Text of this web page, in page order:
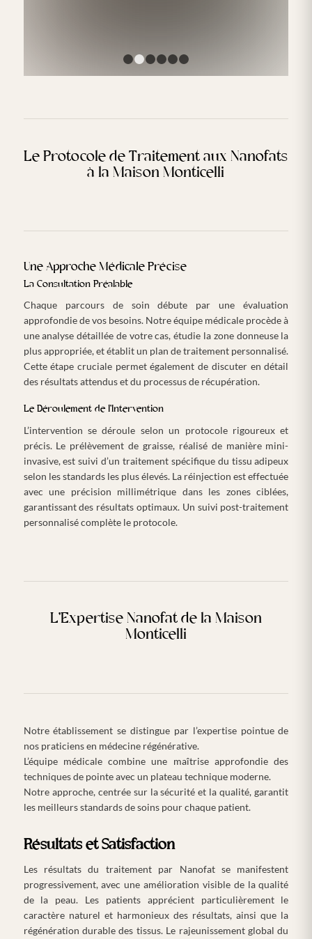
Le Protocole de Traitement aux Nanofats
à la Maison Monticelli
Une Approche Médicale Précise
La Consultation Préalable
Chaque parcours de soin débute par une évaluation
approfondie de vos besoins. Notre équipe médicale procède à
une analyse détaillée de votre cas, étudie la zone donneuse la
plus appropriée, et établit un plan de traitement personnalisé.
Cette étape cruciale permet également de discuter en détail
des résultats attendus et du processus de récupération.
Le Déroulement de l’Intervention
L’intervention se déroule selon un protocole rigoureux et
précis. Le prélèvement de graisse, réalisé de manière mini-
invasive, est suivi d’un traitement spécifique du tissu adipeux
selon les standards les plus élevés. La réinjection est effectuée
avec une précision millimétrique dans les zones ciblées,
garantissant des résultats optimaux. Un suivi post-traitement
personnalisé complète le protocole.
L’Expertise Nanofat de la Maison
Monticelli
Notre établissement se distingue par l’expertise pointue de
nos praticiens en médecine régénérative.
L’équipe médicale combine une maîtrise approfondie des
techniques de pointe avec un plateau technique moderne.
Notre approche, centrée sur la sécurité et la qualité, garantit
les meilleurs standards de soins pour chaque patient.
Résultats et Satisfaction
Les résultats du traitement par Nanofat se manifestent
progressivement, avec une amélioration visible de la qualité
de la peau. Les patients apprécient particulièrement le
caractère naturel et harmonieux des résultats, ainsi que la
régénération durable des tissus. Le rajeunissement global du